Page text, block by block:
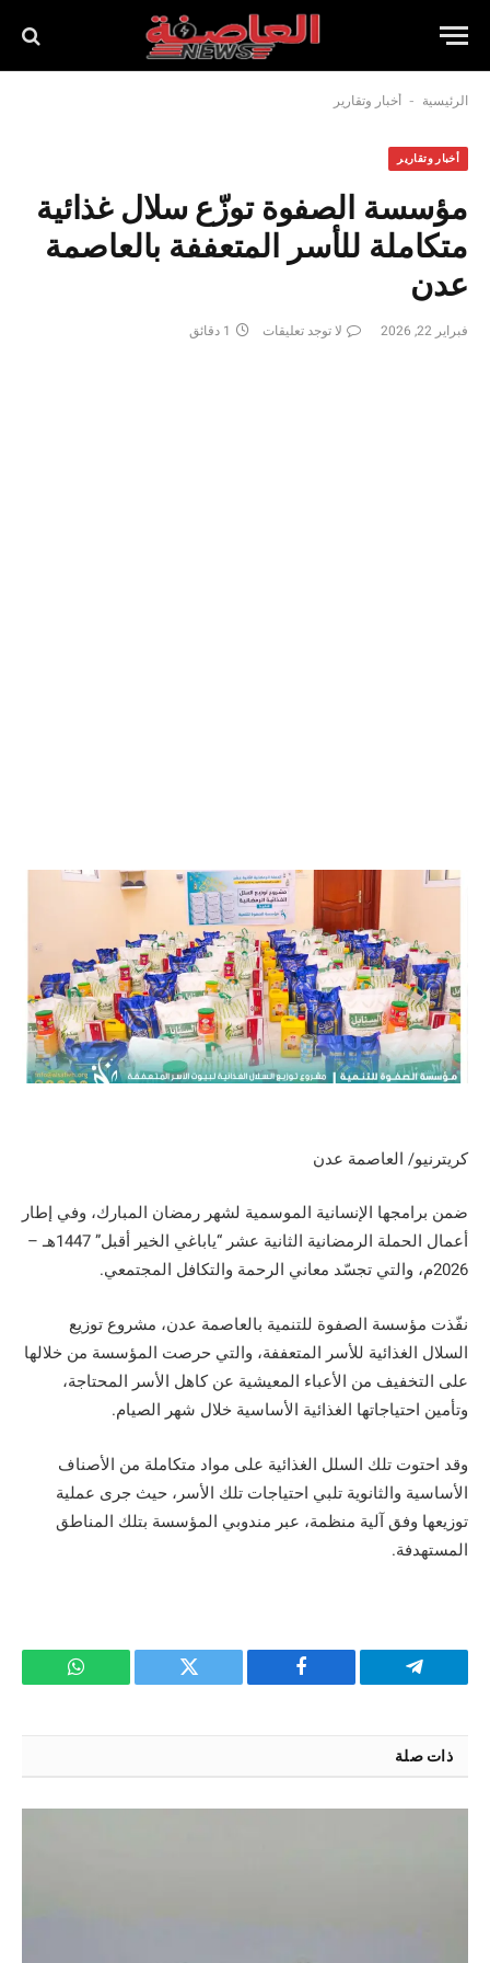
الرئيسية - أخبار وتقارير
أخبار وتقارير
مؤسسة الصفوة توزّع سلال غذائية
متكاملة للأسر المتعففة بالعاصمة
عدن
فبراير 22, 2026 لا توجد تعليقات 1 دقائق
كريترنيو/ العاصمة عدن
ضمن برامجها الإنسانية الموسمية لشهر رمضان المبارك، وفي إطار
أعمال الحملة الرمضانية الثانية عشر “ياباغي الخير أقبل” 1447هـ –
2026م، والتي تجسّد معاني الرحمة والتكافل المجتمعي.
نفّذت مؤسسة الصفوة للتنمية بالعاصمة عدن، مشروع توزيع
السلال الغذائية للأسر المتعففة، والتي حرصت المؤسسة من خلالها
على التخفيف من الأعباء المعيشية عن كاهل الأسر المحتاجة،
وتأمين احتياجاتها الغذائية الأساسية خلال شهر الصيام.
وقد احتوت تلك السلل الغذائية على مواد متكاملة من الأصناف
الأساسية والثانوية تلبي احتياجات تلك الأسر، حيث جرى عملية
توزيعها وفق آلية منظمة، عبر مندوبي المؤسسة بتلك المناطق
المستهدفة.
تيلقرام فيسبوك تويتر واتساب
ذات صلة